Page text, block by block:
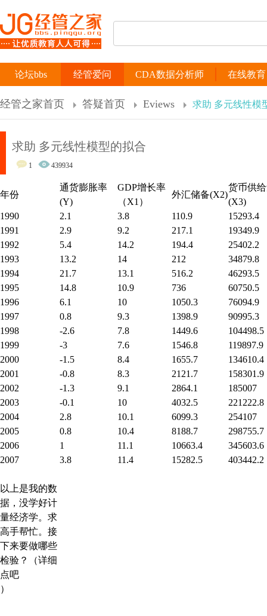
经管爱问 CDA数据分析师 在线教育
论坛bbs
经管之家首页 答疑首页 Eviews 求助 多元线性模
求助 多元线性模型的拟合
1 439934
年份
通货膨胀率
(Y)
GDP增长率
（X1）
外汇储备(X2)
货币供
(X3)
1990
2.1 3.8 110.9
15293.4
1991
2.9 9.2 217.1
19349.9
1992
5.4 14.2 194.4
25402.2
1993
13.2 14 212
34879.8
1994
21.7 13.1 516.2
46293.5
1995
14.8 10.9 736
60750.5
1996
6.1 10 1050.3
76094.9
1997
0.8 9.3 1398.9
90995.3
1998
-2.6 7.8 1449.6
104498.5
1999
-3 7.6 1546.8
119897.9
2000
-1.5 8.4 1655.7
134610.4
2001
-0.8 8.3 2121.7
158301.9
2002
-1.3 9.1 2864.1
185007
2003
-0.1 10 4032.5
221222.8
2004
2.8 10.1 6099.3
254107
2005
0.8 10.4 8188.7
298755.7
2006
1 11.1 10663.4
345603.6
2007
3.8 11.4 15282.5 403442.2
以上是我的数
据，没学好计
量经济学。求
高手帮忙。接
下来要做哪些
检验？（详细
点吧
）